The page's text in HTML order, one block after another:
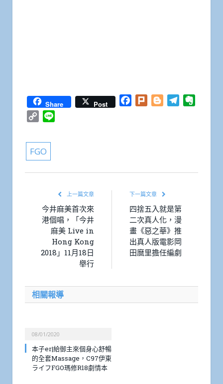
Share Post Facebook
Plurk BloggerTelegram
Copy
FGO
上一篇文章
今井麻美首次來
港個唱，「今井
麻美 Live in
Hong Kong
2018」11月18日
舉行
下一篇文章
四捨五入就是第
二次真人化，漫
畫《惡之華》推
出真人版電影岡
田麿里擔任編劇
相關報導
08/01/2020
本子er|給御主來個身心舒暢
的全套Massage，C97伊東
ライフFGO瑪修R18劇情本